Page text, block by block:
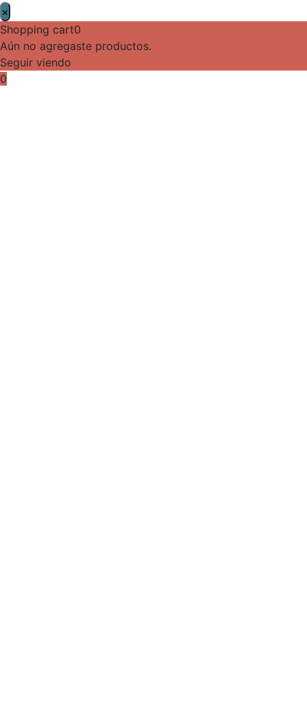
×
Shopping cart0
Aún no agregaste productos.
Seguir viendo
0